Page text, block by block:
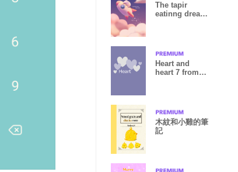
The tapir
eatinng dream
Heart and
heart 7 from
木紋和小雞的筆
記